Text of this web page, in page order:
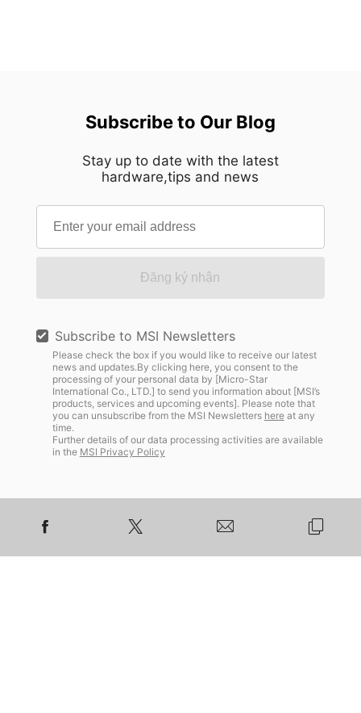
Subscribe to Our Blog
Stay up to date with the latest
hardware,tips and news
Đăng ký nhận
Subscribe to MSI Newsletters
Please check the box if you would like to receive our latest
news and updates.By clicking here, you consent to the
processing of your personal data by [Micro-Star
International Co., LTD.] to send you information about [MSI’s
products, services and upcoming events]. Please note that
you can unsubscribe from the MSI Newsletters hereat any
time.
Further details of our data processing activities are available
in the MSI Privacy Policy